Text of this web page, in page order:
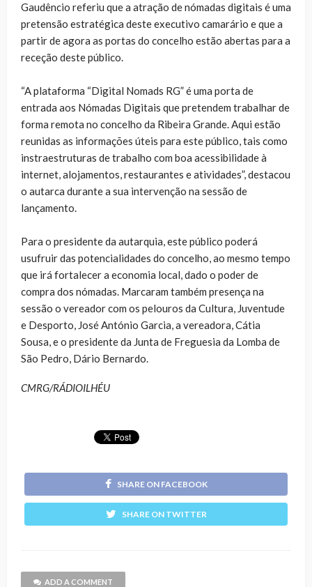
Gaudêncio referiu que a atração de nómadas digitais é uma
pretensão estratégica deste executivo camarário e que a
partir de agora as portas do concelho estão abertas para a
receção deste público.
“A plataforma “Digital Nomads RG” é uma porta de
entrada aos Nómadas Digitais que pretendem trabalhar de
forma remota no concelho da Ribeira Grande. Aqui estão
reunidas as informações úteis para este público, tais como
instraestruturas de trabalho com boa acessibilidade à
internet, alojamentos, restaurantes e atividades”, destacou
o autarca durante a sua intervenção na sessão de
lançamento.
Para o presidente da autarquia, este público poderá
usufruir das potencialidades do concelho, ao mesmo tempo
que irá fortalecer a economia local, dado o poder de
compra dos nómadas. Marcaram também presença na
sessão o vereador com os pelouros da Cultura, Juventude
e Desporto, José António Garcia, a vereadora, Cátia
Sousa, e o presidente da Junta de Freguesia da Lomba de
São Pedro, Dário Bernardo.
CMRG/RÁDIOILHÉU
SHARE ON FACEBOOK
SHARE ON TWITTER
ADD A COMMENT